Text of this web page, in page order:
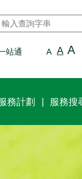
搜尋 *
站通 A A A
務計劃 服務搜